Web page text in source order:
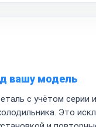
вашу модель
с учётом серии
Это